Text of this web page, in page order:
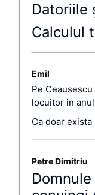
Datoriile
Calculul
Emil
Pe
locuitor in
Ca doar
Petre Dimitriu